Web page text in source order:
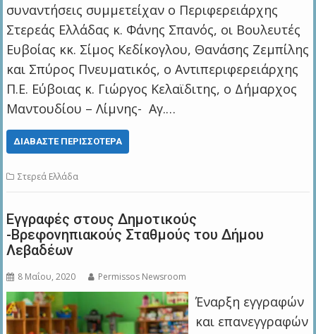
συναντήσεις συμμετείχαν ο Περιφερειάρχης
Στερεάς Ελλάδας κ. Φάνης Σπανός, οι Βουλευτές
Ευβοίας κκ. Σίμος Κεδίκογλου, Θανάσης Ζεμπίλης
και Σπύρος Πνευματικός, ο Αντιπεριφερειάρχης
Π.Ε. Εύβοιας κ. Γιώργος Κελαϊδιτης, ο Δήμαρχος
Μαντουδίου – Λίμνης- Αγ.…
ΔΙΑΒΆΣΤΕ ΠΕΡΙΣΣΌΤΕΡΑ
Στερεά Ελλάδα
Eγγραφές στους Δημοτικούς
-Βρεφονηπιακούς Σταθμούς του Δήμου
Λεβαδέων
8 Μαΐου, 2020 Permissos Newsroom
Έναρξη εγγραφών
και επανεγγραφών